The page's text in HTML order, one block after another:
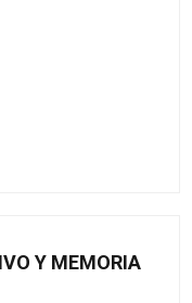
Y MEMORIA